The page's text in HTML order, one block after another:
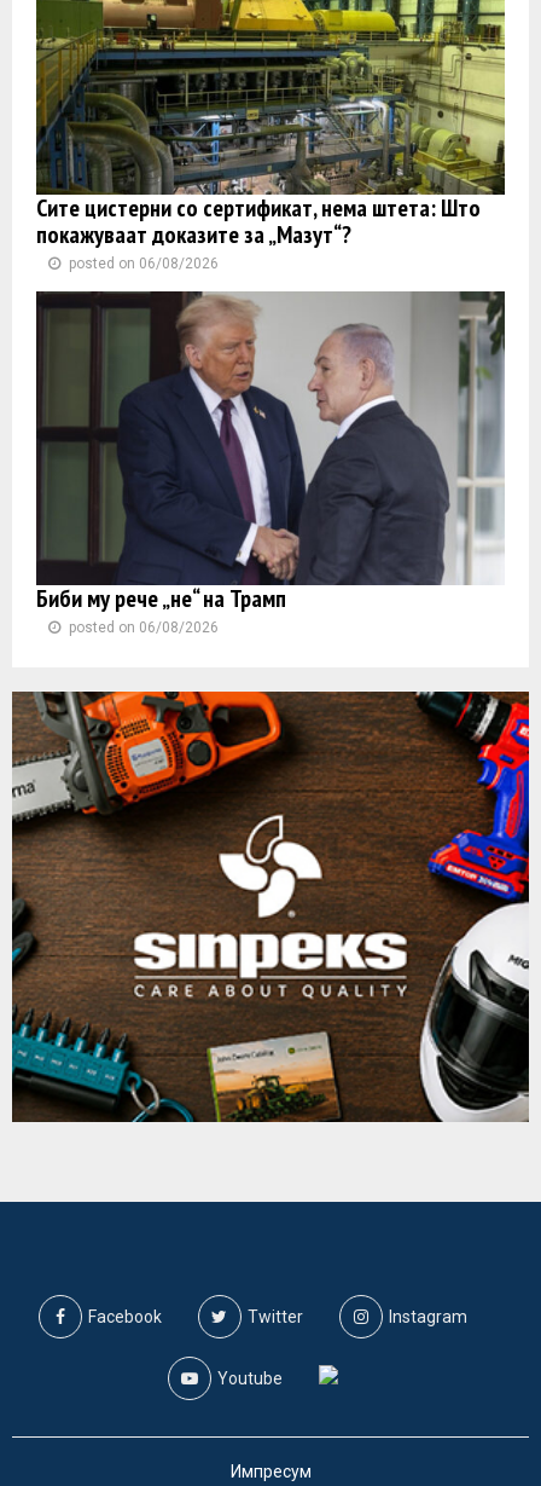
Сите цистерни со сертификат, нема штета: Што
покажуваат доказите за „Мазут“?
posted on 06/08/2026
Биби му рече „не“ на Трамп
posted on 06/08/2026
Facebook Twitter Instagram
Youtube
Импресум